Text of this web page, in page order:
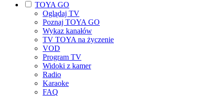
TOYA GO
Oglądaj TV
Poznaj TOYA GO
Wykaz kanałów
TV TOYA na życzenie
VOD
Program TV
Widoki z kamer
Radio
Karaoke
FAQ